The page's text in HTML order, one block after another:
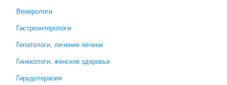
Венерологи
Гастроэнтерологи
Гепатологи, лечение печени
Гинекологи, женское здоровье
Гирудотерапия